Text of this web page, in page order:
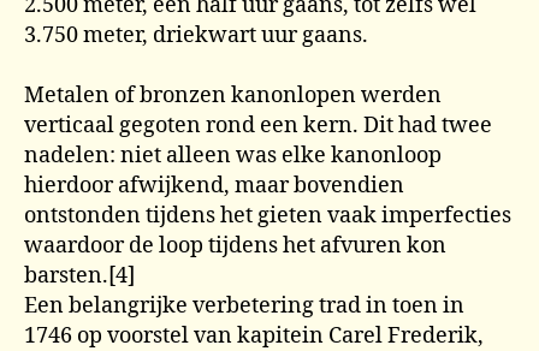
3.750 meter, driekwart uur gaans.
Metalen of bronzen kanonlopen werden
verticaal gegoten rond een kern. Dit had twee
nadelen: niet alleen was elke kanonloop
hierdoor afwijkend, maar bovendien
ontstonden tijdens het gieten vaak imperfecties
waardoor de loop tijdens het afvuren kon
barsten.[4]
Een belangrijke verbetering trad in toen in
1746 op voorstel van kapitein Carel Frederik,